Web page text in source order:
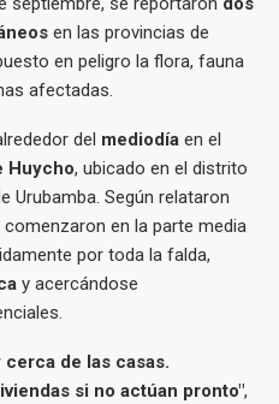
en las provincias de
en peligro la flora, fauna
afectadas.
del mediodía en el
Huycho, ubicado en el distrito
Urubamba. Según relataron
en la parte media
por toda la falda,
y acercándose
cerca de las casas.
si no actúan pronto",